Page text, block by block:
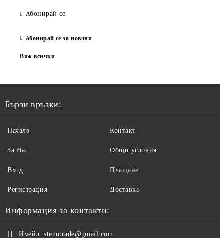
Абонирай се
Абонирай се за новини
Виж всички
Бързи връзки:
Начало
За Нас
Вход
Регистрация
Контакт
Общи условия
Плащане
Доставка
Информация за контакти:
Имейл: stenotrade@gmail.com